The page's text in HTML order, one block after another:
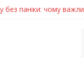
працюють
на Дніпропетровщині
отримують
паніки: чому